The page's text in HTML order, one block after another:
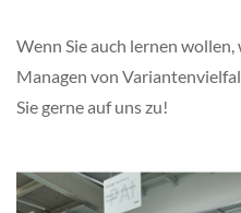
Wenn Sie auch lernen
Managen von
Sie gerne auf uns zu!